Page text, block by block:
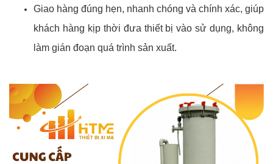
Giao hàng đúng hẹn, nhanh chóng và chính xác, giúp
khách hàng kịp thời đưa thiết bị vào sử dụng, không
làm gián đoạn quá trình sản xuất.